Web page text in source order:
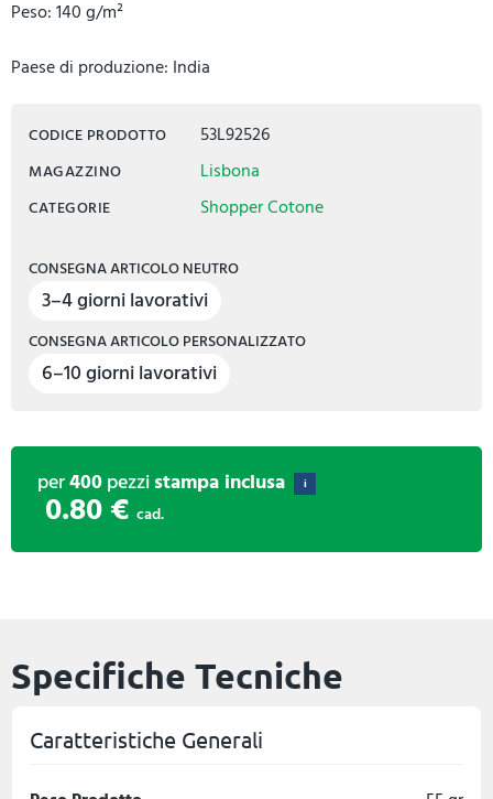
Peso: 140 g/m²
Paese di produzione: India
CODICE PRODOTTO 53L92526
MAGAZZINO Lisbona
CATEGORIE Shopper Cotone
CONSEGNA ARTICOLO NEUTRO
3–4 giorni lavorativi
CONSEGNA ARTICOLO PERSONALIZZATO
6–10 giorni lavorativi
per400pezzistampa inclusa i
0.80 € cad.
Specifiche Tecniche
Caratteristiche Generali